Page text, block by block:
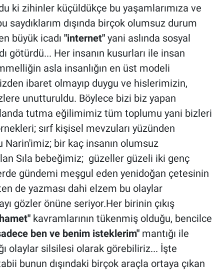
ki zihinler küçüldükçe bu yaşamlarımıza ve
saydıklarım dışında birçok olumsuz durum
büyük icadı "internet"yani aslında sosyal
götürdü... Her insanın kusurları ile insan
asla insanlığın en üst modeli
ibaret olmayıp duygu ve hislerimizin,
unutturuldu. Böylece bizi biz yapan
tutma eğilimimiz tüm toplumu yani bizleri
sırf kişisel mevzuları yüzünden
Narin'imiz; bir kaç insanın olumsuz
Sıla bebeğimiz; güzeller güzeli iki genç
gündemi meşgul eden yenidoğan çetesinin
de yazması dahi elzem bu olaylar
gözler önüne seriyor.Her birinin çıkış
kavramlarının tükenmiş olduğu, bencilce
ben ve benim isteklerim"mantığı ile
olaylar silsilesi olarak görebiliriz... İşte
bunun dışındaki birçok araçla ortaya çıkan